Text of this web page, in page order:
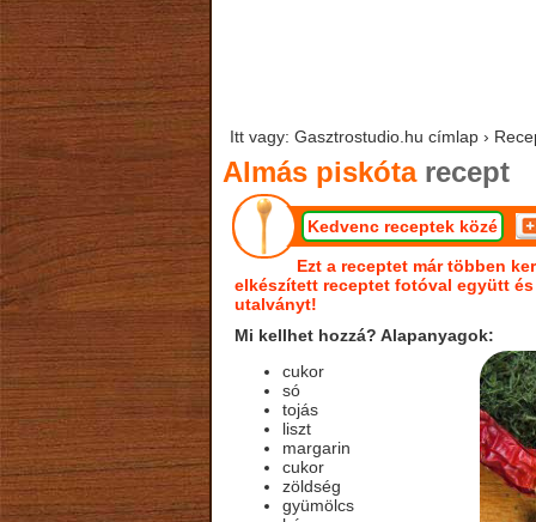
Itt vagy: Gasztrostudio.hu címlap ›
Almás piskótarecept
Kedvenc receptek közé
Ezt a receptet már többen
elkészített receptet fotóval együtt
utalványt!
Mi kellhet hozzá? Alapanyagok:
cukor
só
tojás
liszt
margarin
cukor
zöldség
gyümölcs